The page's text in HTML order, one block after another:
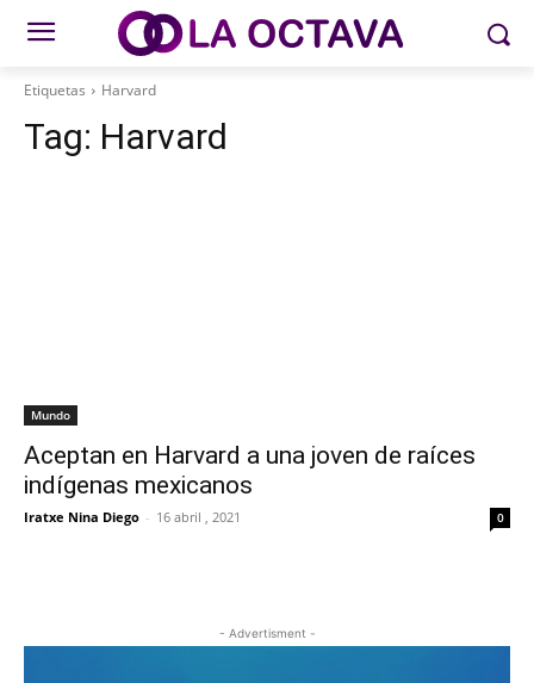
Etiquetas Harvard
Tag: Harvard
Mundo
Aceptan en Harvard a una joven de raíces
indígenas mexicanos
Iratxe Nina Diego - 16 abril , 2021 0
- Advertisment -